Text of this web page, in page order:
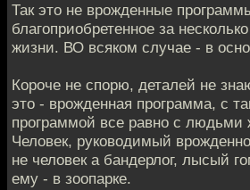
Так это не врожденные
благоприобретенное за
жизни. ВО всяком случае - в
Короче не спорю, деталей не
это - врожденная программа, с
программой все равно с людьми
Человек, руководимый
не человек а бандерлог, лысый
ему - в зоопарке.